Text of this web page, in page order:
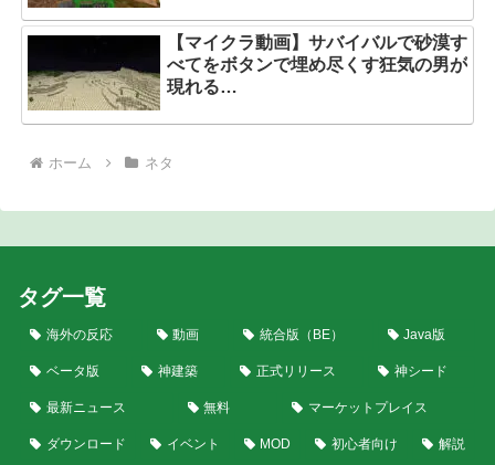
【マイクラ動画】サバイバルで砂漠す
べてをボタンで埋め尽くす狂気の男が
現れる…
ホーム ネタ
タグ一覧
海外の反応 動画 統合版（BE） Java版
ベータ版 神建築 正式リリース 神シード
最新ニュース 無料 マーケットプレイス
ダウンロード イベント MOD 初心者向け 解説